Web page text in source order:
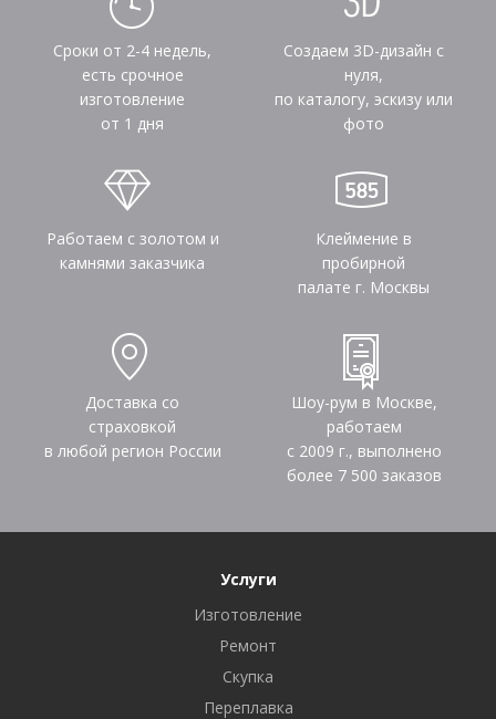
Сроки от 2-4 недель,
есть срочное
изготовление
от 1 дня
Создаем 3D-дизайн с
нуля,
по каталогу, эскизу или
фото
Работаем с золотом и
камнями заказчика
Клеймение в
пробирной
палате г. Москвы
Доставка со
страховкой
в любой регион России
Шоу-рум в Москве,
работаем
с 2009 г., выполнено
более 7 500 заказов
Услуги
Изготовление
Ремонт
Скупка
Переплавка